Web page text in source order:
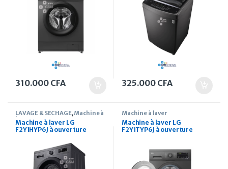
310.000 CFA 325.000 CFA
LAVAGE & SECHAGE,Machine à
laver
Machine à laver LG
F2Y1HYP6J à ouverture
Machine à laver
Machine à laver LG
F2Y1TYP6J à ouverture